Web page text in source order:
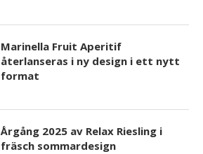
Marinella Fruit Aperitif
återlanseras i ny design i ett nytt
format
Årgång 2025 av Relax Riesling i
fräsch sommardesign